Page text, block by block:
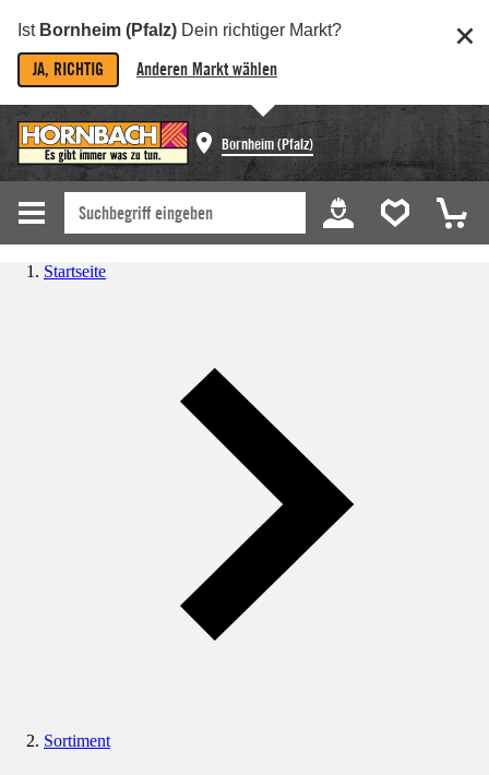
Ist Bornheim (Pfalz) Dein richtiger Markt?
JA, RICHTIG Anderen Markt wählen
Bornheim (Pfalz)
Startseite
Sortiment